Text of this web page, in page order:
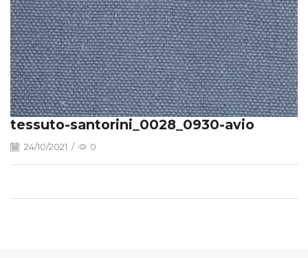
tessuto-santorini_0028_0930-avio
24/10/2021 / 0